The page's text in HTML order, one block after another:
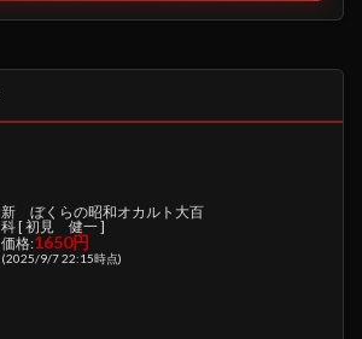
新 ぼくらの昭和オカルト大百
科 [ 初見 健一 ]
価格:1650円
(2025/9/7 22:15時点)